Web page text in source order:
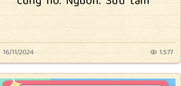
16/11/2024 1.577